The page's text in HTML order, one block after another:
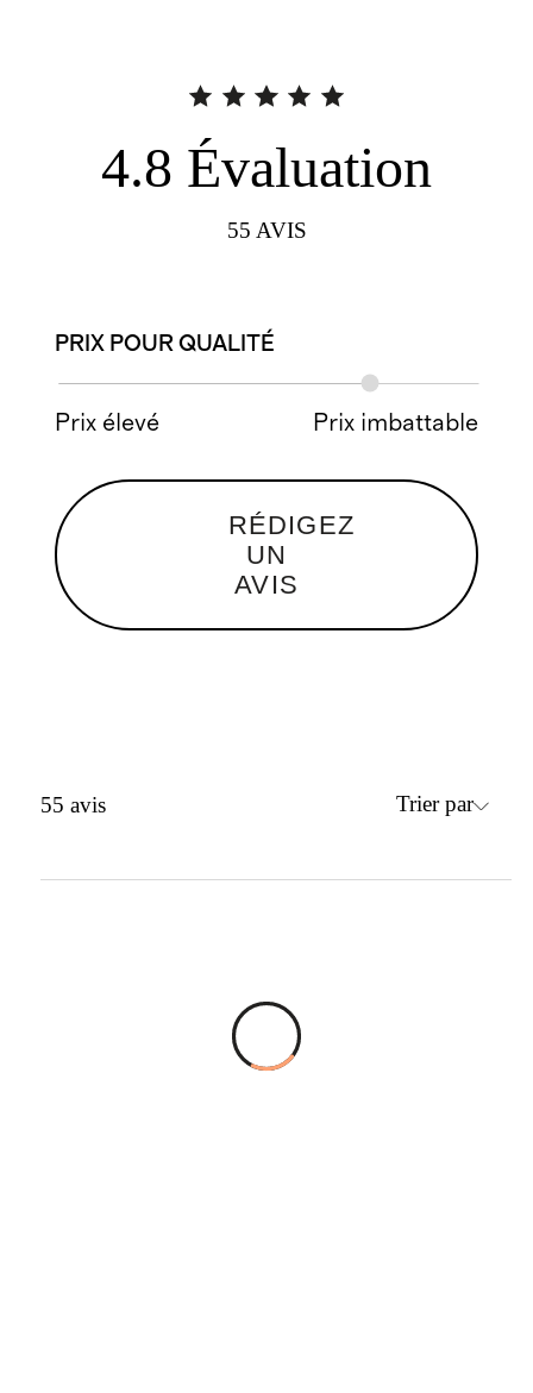
4.8 Évaluation
55 AVIS
PRIX POUR QUALITÉ
Prix élevé Prix imbattable
RÉDIGEZ
UN
AVIS
55 avis Trier par